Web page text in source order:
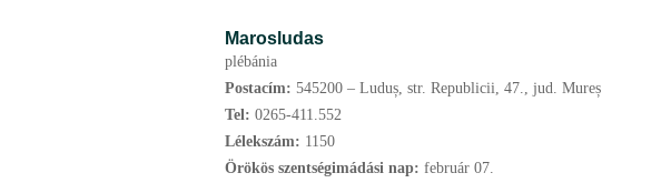
Marosludas
plébánia
Postacím: 545200 – Luduș, str. Republicii, 47., jud. Mureș
Tel: 0265-411.552
Lélekszám: 1150
Örökös szentségimádási nap: február 07.